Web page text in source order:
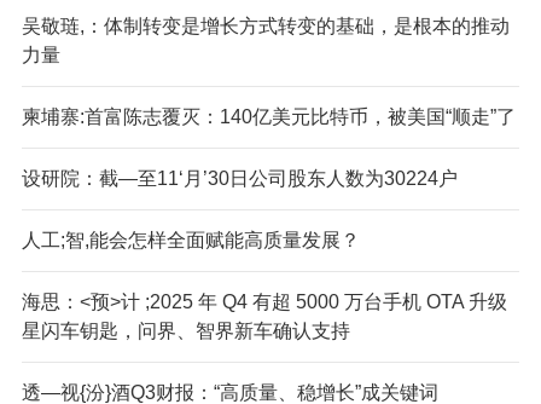
吴敬琏,：体制转变是增长方式转变的基础，是根本的推动
力量
柬埔寨:首富陈志覆灭：140亿美元比特币，被美国“顺走”了
设研院：截—至11‘月’30日公司股东人数为30224户
人工;智,能会怎样全面赋能高质量发展？
海思：<预>计 ;2025 年 Q4 有超 5000 万台手机 OTA 升级
星闪车钥匙，问界、智界新车确认支持
透—视{汾}酒Q3财报：“高质量、稳增长”成关键词